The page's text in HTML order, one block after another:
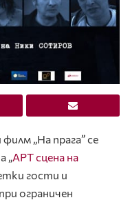
„На прага”се
„АРТ сцена на
гости и
ограничен